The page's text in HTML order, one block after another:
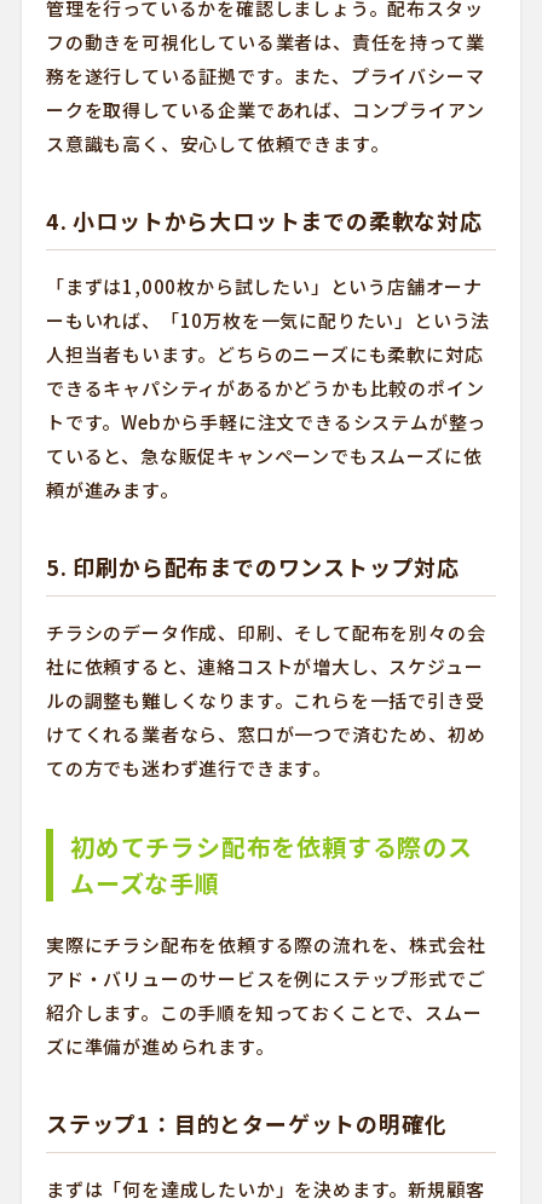
管理を行っているかを確認しましょう。配布スタッ
フの動きを可視化している業者は、責任を持って業
務を遂行している証拠です。また、プライバシーマ
ークを取得している企業であれば、コンプライアン
ス意識も高く、安心して依頼できます。
4. 小ロットから大ロットまでの柔軟な対応
「まずは1,000枚から試したい」という店舗オーナ
ーもいれば、「10万枚を一気に配りたい」という法
人担当者もいます。どちらのニーズにも柔軟に対応
できるキャパシティがあるかどうかも比較のポイン
トです。Webから手軽に注文できるシステムが整っ
ていると、急な販促キャンペーンでもスムーズに依
頼が進みます。
5. 印刷から配布までのワンストップ対応
チラシのデータ作成、印刷、そして配布を別々の会
社に依頼すると、連絡コストが増大し、スケジュー
ルの調整も難しくなります。これらを一括で引き受
けてくれる業者なら、窓口が一つで済むため、初め
ての方でも迷わず進行できます。
初めてチラシ配布を依頼する際のス
ムーズな手順
実際にチラシ配布を依頼する際の流れを、株式会社
アド・バリューのサービスを例にステップ形式でご
紹介します。この手順を知っておくことで、スムー
ズに準備が進められます。
ステップ1：目的とターゲットの明確化
まずは「何を達成したいか」を決めます。新規顧客